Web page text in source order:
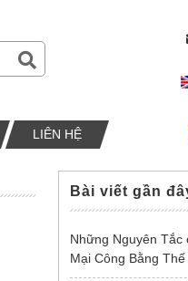
LIÊN HỆ
Bài viết gần
Những Nguyên
Mại Công Bằng